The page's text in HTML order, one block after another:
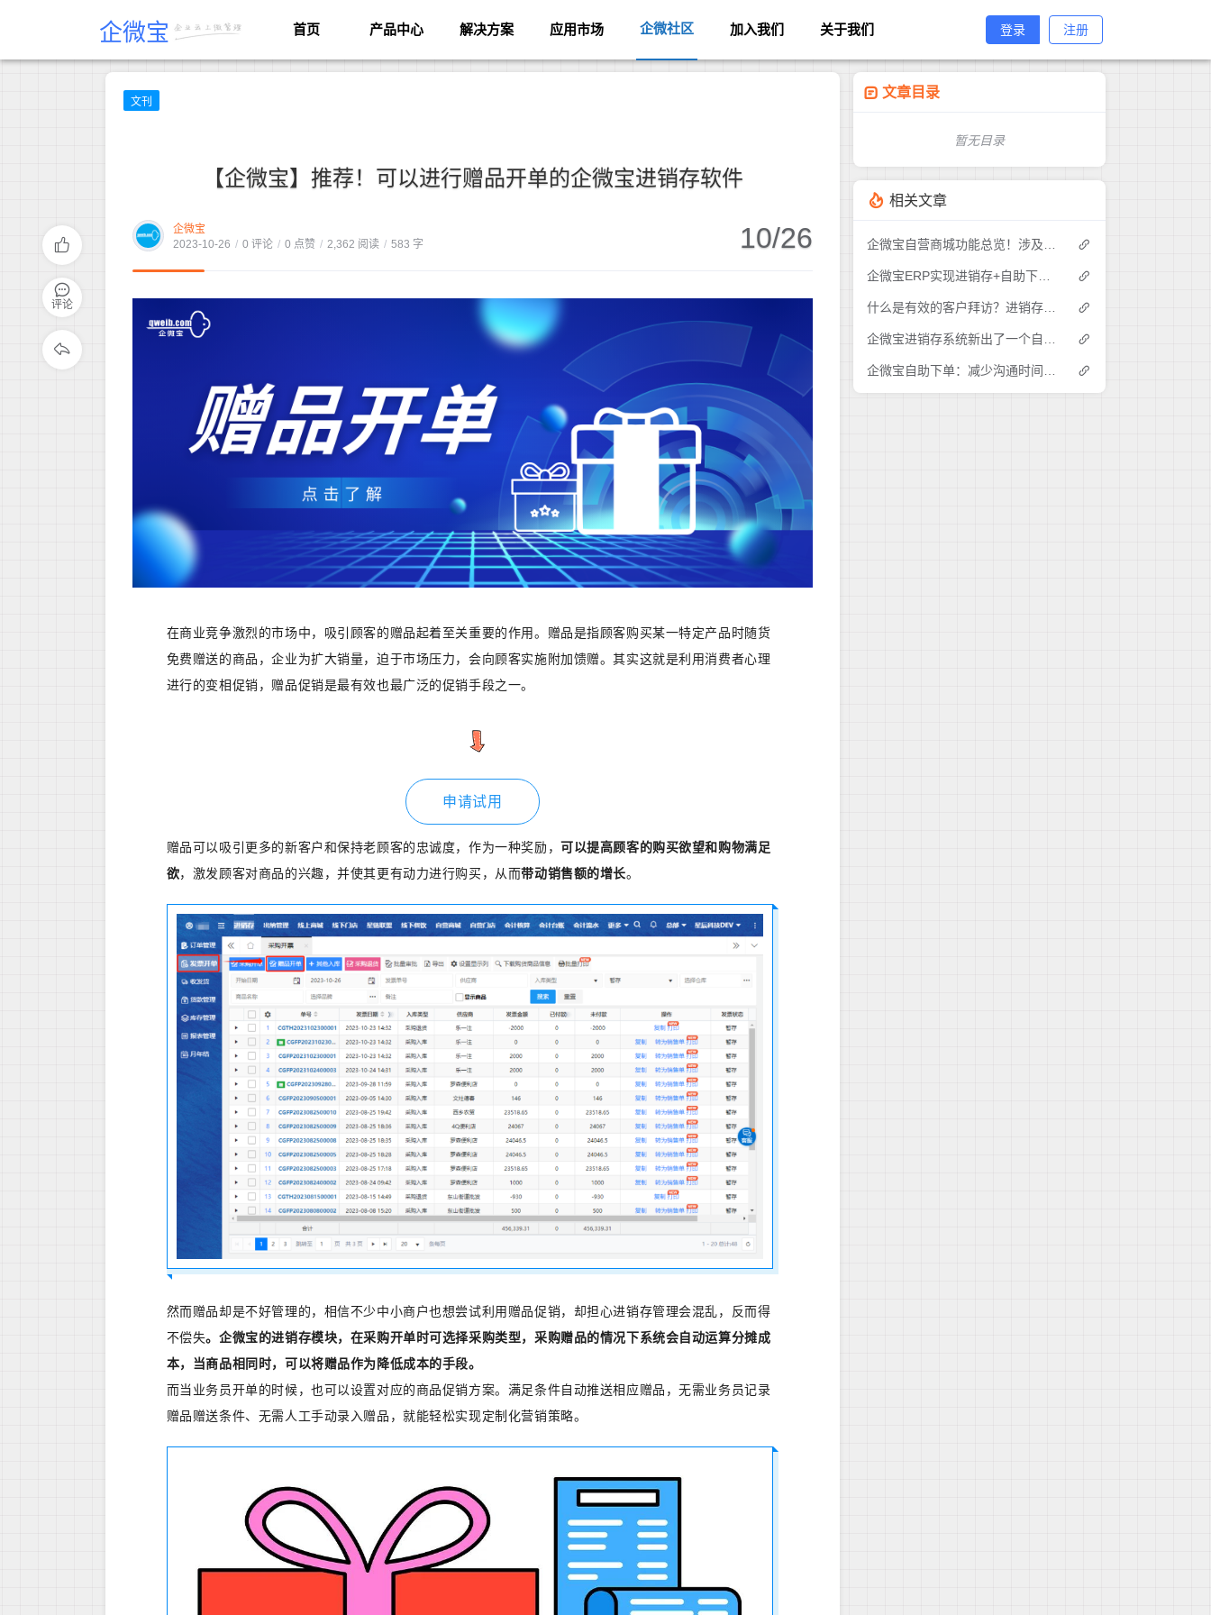
企微宝 首页 产品中心 解决方案 应用市场 企微社区 加入我们 关于我们 登录 注册
文刊
【企微宝】推荐！可以进行赠品开单的企微宝进销存软件
企微宝
2023-10-26 / 0 评论 / 0 点赞 / 2,362 阅读 / 583 字 10/26
在商业竞争激烈的市场中，吸引顾客的赠品起着至关重要的作用。赠品是指顾客购买某一特定产品时随货
免费赠送的商品，企业为扩大销量，迫于市场压力，会向顾客实施附加馈赠。其实这就是利用消费者心理
进行的变相促销，赠品促销是最有效也最广泛的促销手段之一。
申请试用
赠品可以吸引更多的新客户和保持老顾客的忠诚度，作为一种奖励，可以提高顾客的购买欲望和购物满足
欲，激发顾客对商品的兴趣，并使其更有动力进行购买，从而带动销售额的增长。
然而赠品却是不好管理的，相信不少中小商户也想尝试利用赠品促销，却担心进销存管理会混乱，反而得
不偿失。企微宝的进销存模块，在采购开单时可选择采购类型，采购赠品的情况下系统会自动运算分摊成
本，当商品相同时，可以将赠品作为降低成本的手段。
而当业务员开单的时候，也可以设置对应的商品促销方案。满足条件自动推送相应赠品，无需业务员记录
赠品赠送条件、无需人工手动录入赠品，就能轻松实现定制化营销策略。
评论
文章目录
暂无目录
相关文章